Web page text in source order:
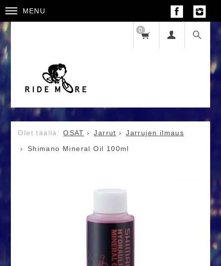
MENU
0
OSAT Jarrut
Jarrujen ilmaus
Shimano Mineral Oil 100ml